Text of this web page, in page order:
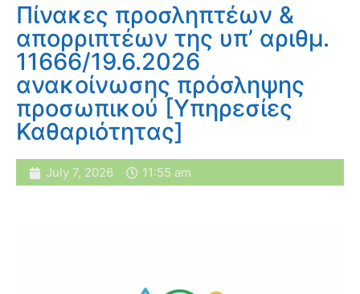
Πίνακες προσληπτέων &
απορριπτέων της υπ’ αριθμ.
11666/19.6.2026
ανακοίνωσης πρόσληψης
προσωπικού [Υπηρεσίες
Καθαριότητας]
July 7, 2026 11:55 am